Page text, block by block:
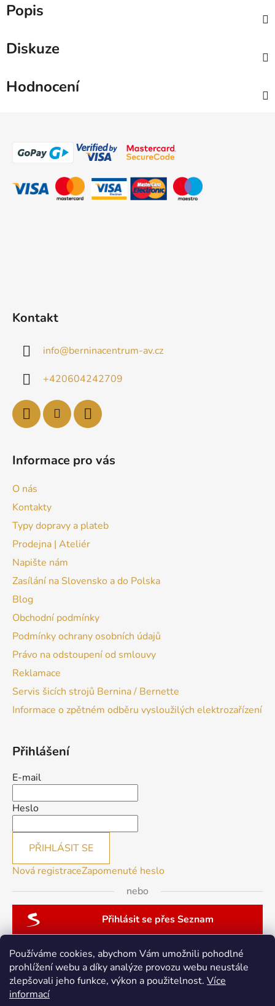
Používáme cookies, abychom Vám umožnili pohodlné
prohlížení webu a díky analýze provozu webu neustále
zlepšovali jeho funkce, výkon a použitelnost. Více
informací
Popis
Diskuze
Hodnocení
Kontakt
info@berninacentrum-av.cz
+420604242709
Informace pro vás
O nás
Kontakty
Typy dopravy a plateb
Prodejna | Ateliér
Napište nám
Zasílání na Slovensko a do Polska
Blog
Obchodní podmínky
Podmínky ochrany osobních údajů
Právo na odstoupení od smlouvy
Reklamace
Servis šicích strojů Bernina / Bernette
Informace o zpětném odběru vysloužilých elektrozařízení
Přihlášení
E-mail
Heslo
PŘIHLÁSIT SE
Nová registraceZapomenuté heslo
nebo
Přihlásit se přes Seznam
patchwork-aja.cz